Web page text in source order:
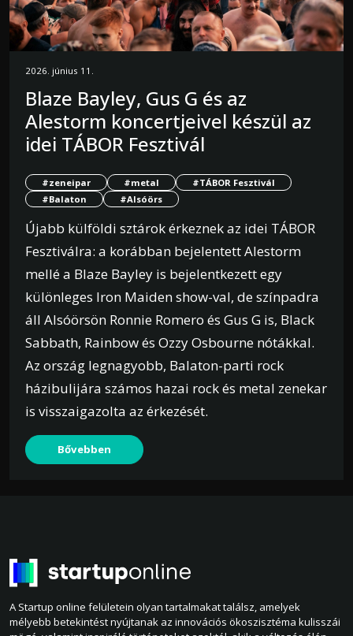
2026. június 11.
Blaze Bayley, Gus G és az
Alestorm koncertjeivel készül az
idei TÁBOR Fesztivál
#zeneipar #metal
#TÁBOR Fesztivál
#Balaton
#Alsóörs
Újabb külföldi sztárok érkeznek az idei TÁBOR
Fesztiválra: a korábban bejelentett Alestorm
mellé a Blaze Bayley is bejelentkezett egy
különleges Iron Maiden show-val, de színpadra
áll Alsóörsön Ronnie Romero és Gus G is, Black
Sabbath, Rainbow és Ozzy Osbourne nótákkal.
Az ország legnagyobb, Balaton-parti rock
házibulijára számos hazai rock és metal zenekar
is visszaigazolta az érkezését.
Bővebben
A Startup online felületein olyan tartalmakat találsz, amelyek
mélyebb betekintést nyújtanak az innovációs ökoszisztéma kulisszái